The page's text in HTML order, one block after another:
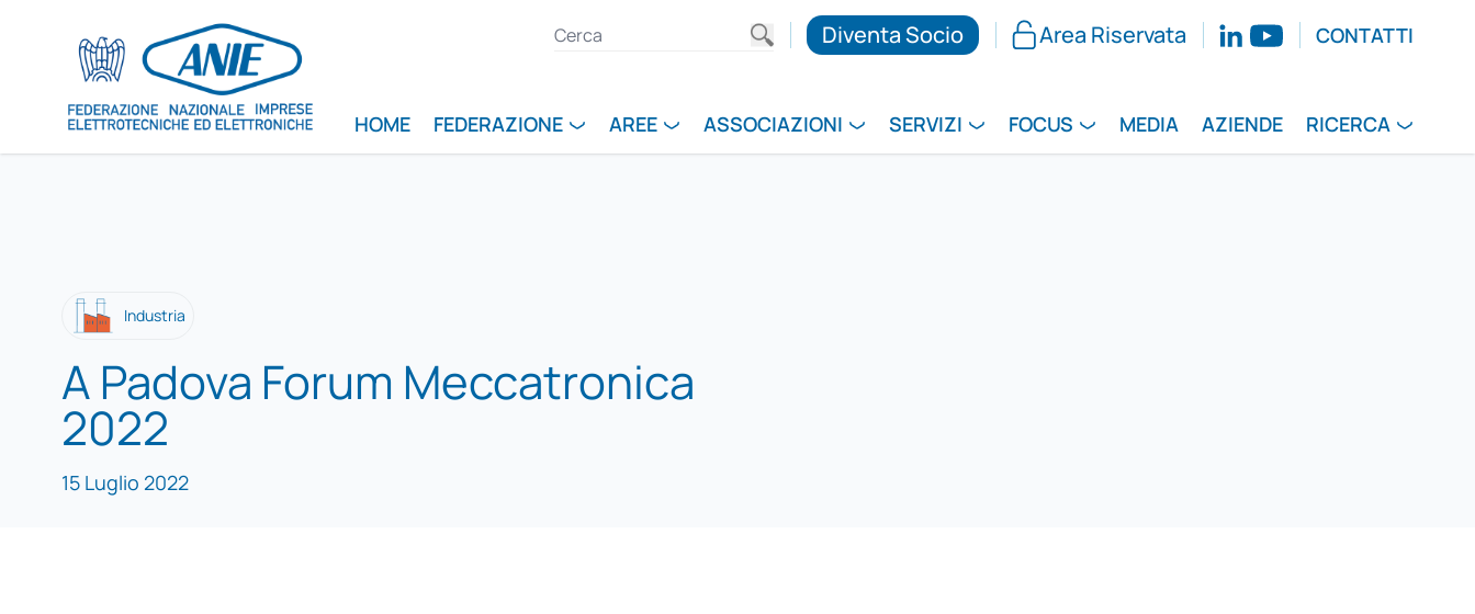
Diventa Socio Area Riservata CONTATTI
HOME FEDERAZIONE AREE ASSOCIAZIONI SERVIZI FOCUS MEDIA AZIENDE RICERCA
Industria
A Padova Forum Meccatronica
2022
15 Luglio 2022